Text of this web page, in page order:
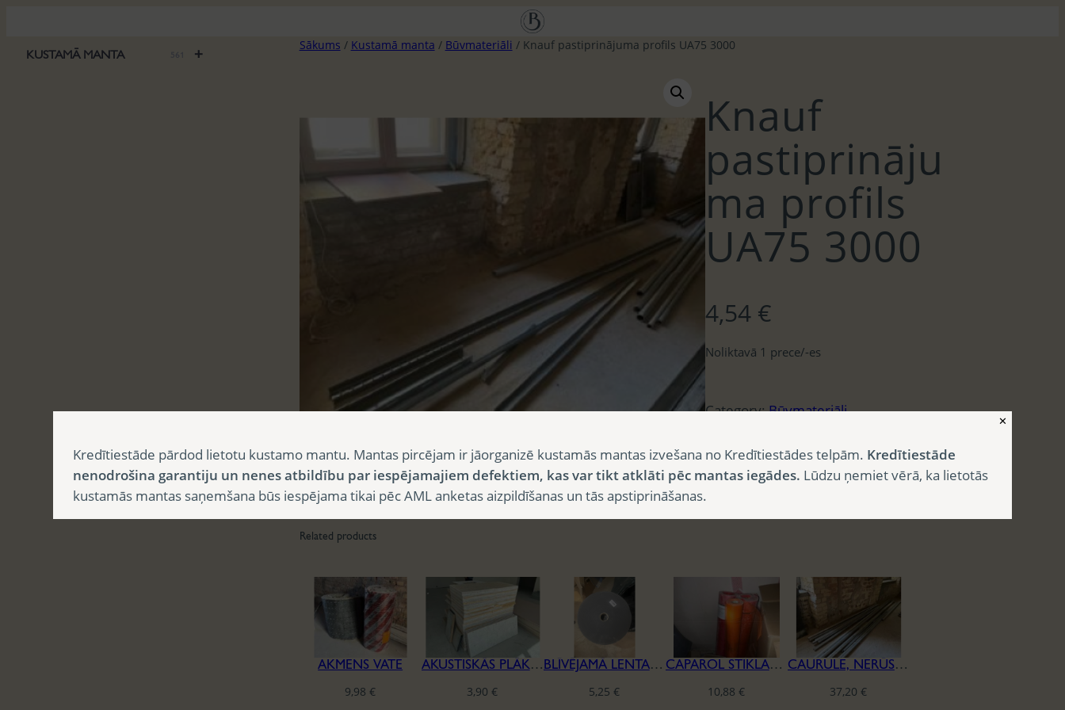
saturu
+
KUSTAMĀ MANTA
Sākums / Kustamā manta / Būvmateriāli / Knauf pastiprinājuma profils UA75 3000
Knauf
pastiprināju
ma profils
UA75 3000
4,54 €
Noliktavā 1 prece/-es
Category:Būvmateriāli
Related products
AKMENS VATE
9,98€
AKUSTISKĀS PLĀKSNES CEWOOD
3,90€
BLĪVĒJAMĀ LENTA REĢIPŠA KONSTRUKCIJĀM
5,25€
CAPAROL STIKLAŠĶIEDRAS SIETS
10,88€
CAURULE, NERŪSĒJOŠĀ TĒRAUDA
37,20€
✕
Kredītiestāde pārdod lietotu kustamo mantu. Mantas pircējam ir jāorganizē kustamās mantas izvešana no Kredītiestādes telpām. Kredītiestāde
nenodrošina garantiju un nenes atbildību par iespējamajiem defektiem, kas var tikt atklāti pēc mantas iegādes. Lūdzu ņemiet vērā, ka lietotās
kustamās mantas saņemšana būs iespējama tikai pēc AML anketas aizpildīšanas un tās apstiprināšanas.